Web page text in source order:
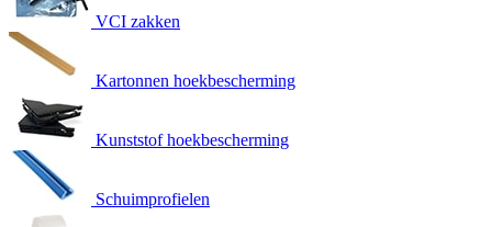
VCI zakken
Kartonnen hoekbescherming
Kunststof hoekbescherming
Schuimprofielen